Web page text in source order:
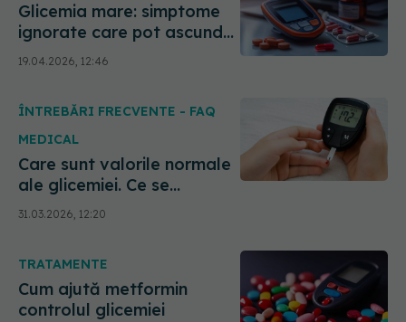
Glicemia mare: simptome
ignorate care pot ascunde
un risc serios
19.04.2026, 12:46
ÎNTREBĂRI FRECVENTE - FAQ
MEDICAL
Care sunt valorile normale
ale glicemiei. Ce se
întâmplă când glicemia
este prea mică sau prea
31.03.2026, 12:20
TRATAMENTE
Cum ajută metformin
controlul glicemiei